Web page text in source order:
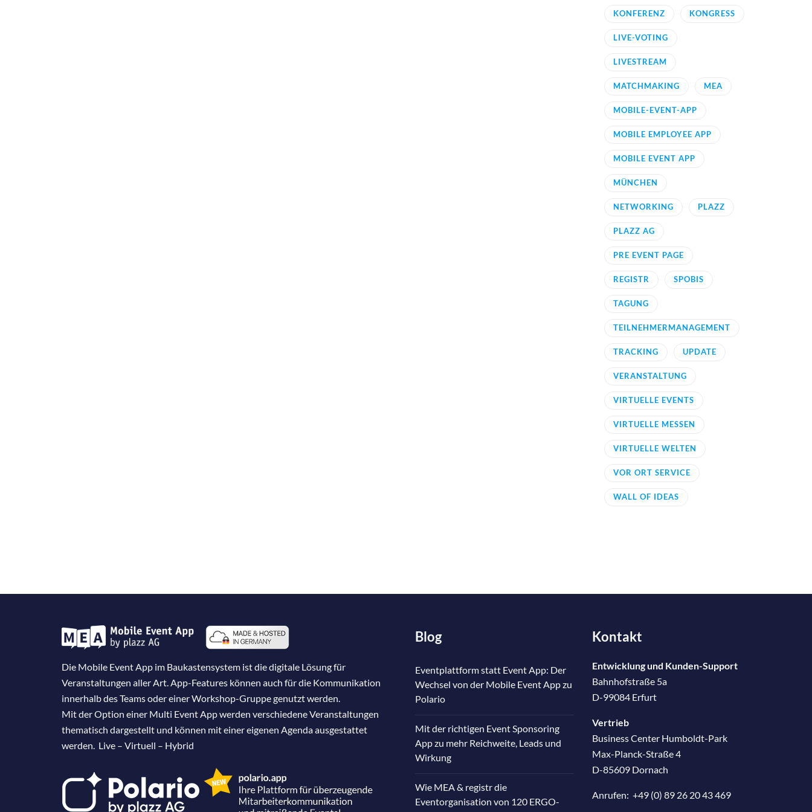
KONFERENZ KONGRESS
LIVE-VOTING
LIVESTREAM
MATCHMAKING MEA
MOBILE-EVENT-APP
MOBILE EMPLOYEE APP
MOBILE EVENT APP
MÜNCHEN
NETWORKING PLAZZ
PLAZZ AG
PRE EVENT PAGE
REGISTR SPOBIS
TAGUNG
TEILNEHMERMANAGEMENT
TRACKING UPDATE
VERANSTALTUNG
VIRTUELLE EVENTS
VIRTUELLE MESSEN
VIRTUELLE WELTEN
VOR ORT SERVICE
WALL OF IDEAS
Die Mobile Event App im Baukastensystem ist die digitale Lösung für
Veranstaltungen aller Art. App-Features können auch für die Kommunikation
innerhalb des Teams oder einer Workshop-Gruppe genutzt werden.
Mit der Option einer Multi Event App werden verschiedene Veranstaltungen
thematisch dargestellt und können mit einer eigenen Agenda ausgestattet
werden. Live – Virtuell – Hybrid
Blog
Eventplattform statt Event App: Der
Wechsel von der Mobile Event App zu
Polario
Mit der richtigen Event Sponsoring
App zu mehr Reichweite, Leads und
Wirkung
Wie MEA & registr die
Eventorganisation von 120 ERGO-
Kontakt
Entwicklung und Kunden-Support
Bahnhofstraße 5a
D-99084 Erfurt
Vertrieb
Business Center Humboldt-Park
Max-Planck-Straße 4
D-85609 Dornach
Anrufen: +49 (0) 89 26 20 43 469